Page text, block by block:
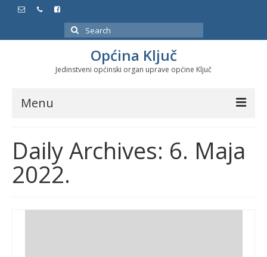
Search
for:
Općina Ključ
Jedinstveni općinski organ uprave općine Ključ
Menu
Službeni glasnici
Javne nabavke
Značajni datumi i manifestacije
Daily Archives: 6. Maja
2022.